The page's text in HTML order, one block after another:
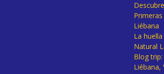
Liébana
La
Natural
Blog trip:
Liébana,